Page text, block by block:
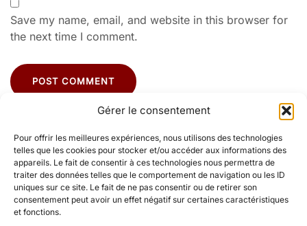
Gérer le consentement
Pour offrir les meilleures expériences, nous utilisons des technologies
telles que les cookies pour stocker et/ou accéder aux informations des
appareils. Le fait de consentir à ces technologies nous permettra de
traiter des données telles que le comportement de navigation ou les ID
uniques sur ce site. Le fait de ne pas consentir ou de retirer son
consentement peut avoir un effet négatif sur certaines caractéristiques
et fonctions.
Save my name, email, and website in this browser for
the next time I comment.
Instagram
LinkedIn